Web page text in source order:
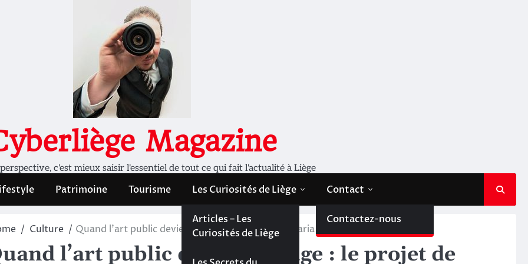
Magazine
c'est mieux saisir l'essentiel de tout ce qui fait l'actualité à Liège
Patrimoine Tourisme Les Curiosités de Liège
Les Curiosités de
Liège
Articles – Les
Curiosités de Liège
Contact
Contactez-nous
Culture Quand l’art public devient refuge : le projet de Maria Vita Goral
l’art public devient refuge : le projet de